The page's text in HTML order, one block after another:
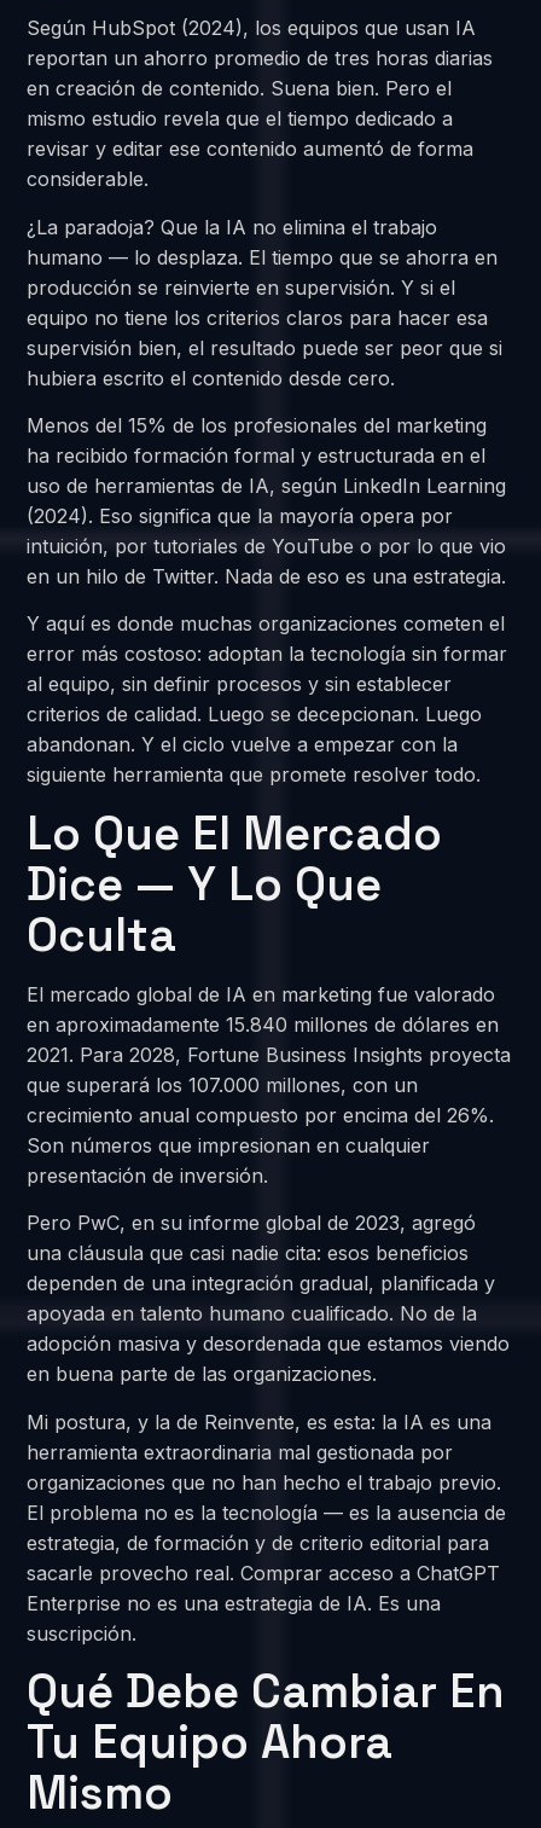
Según HubSpot (2024), los equipos que usan IA
reportan un ahorro promedio de tres horas diarias
en creación de contenido. Suena bien. Pero el
mismo estudio revela que el tiempo dedicado a
revisar y editar ese contenido aumentó de forma
considerable.
¿La paradoja? Que la IA no elimina el trabajo
humano — lo desplaza. El tiempo que se ahorra en
producción se reinvierte en supervisión. Y si el
equipo no tiene los criterios claros para hacer esa
supervisión bien, el resultado puede ser peor que si
hubiera escrito el contenido desde cero.
Menos del 15% de los profesionales del marketing
ha recibido formación formal y estructurada en el
uso de herramientas de IA, según LinkedIn Learning
(2024). Eso significa que la mayoría opera por
intuición, por tutoriales de YouTube o por lo que vio
en un hilo de Twitter. Nada de eso es una estrategia.
Y aquí es donde muchas organizaciones cometen el
error más costoso: adoptan la tecnología sin formar
al equipo, sin definir procesos y sin establecer
criterios de calidad. Luego se decepcionan. Luego
abandonan. Y el ciclo vuelve a empezar con la
siguiente herramienta que promete resolver todo.
Lo Que El Mercado
Dice — Y Lo Que
Oculta
El mercado global de IA en marketing fue valorado
en aproximadamente 15.840 millones de dólares en
2021. Para 2028, Fortune Business Insights proyecta
que superará los 107.000 millones, con un
crecimiento anual compuesto por encima del 26%.
Son números que impresionan en cualquier
presentación de inversión.
Pero PwC, en su informe global de 2023, agregó
una cláusula que casi nadie cita: esos beneficios
dependen de una integración gradual, planificada y
apoyada en talento humano cualificado. No de la
adopción masiva y desordenada que estamos viendo
en buena parte de las organizaciones.
Mi postura, y la de Reinvente, es esta: la IA es una
herramienta extraordinaria mal gestionada por
organizaciones que no han hecho el trabajo previo.
El problema no es la tecnología — es la ausencia de
estrategia, de formación y de criterio editorial para
sacarle provecho real. Comprar acceso a ChatGPT
Enterprise no es una estrategia de IA. Es una
suscripción.
Qué Debe Cambiar En
Tu Equipo Ahora
Mismo